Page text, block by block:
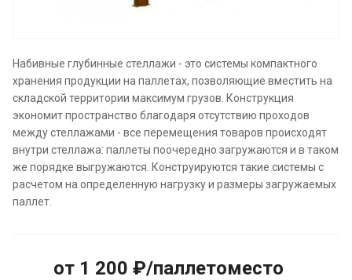
Набивные глубинные стеллажи - это системы компактного
хранения продукции на паллетах, позволяющие вместить на
складской территории максимум грузов. Конструкция
экономит пространство благодаря отсутствию проходов
между стеллажами - все перемещения товаров происходят
внутри стеллажа: паллеты поочередно загружаются и в таком
же порядке выгружаются. Конструируются такие системы с
расчетом на определенную нагрузку и размеры загружаемых
паллет.
от 1 200 ₽/паллетоместо